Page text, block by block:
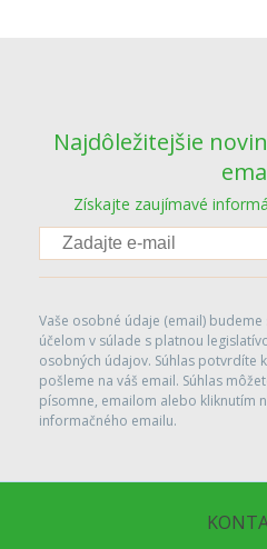
Najdôležitejšie
Získajte zaujímavé
Vaše osobné údaje (email)
účelom v súlade s platnou
osobných údajov. Súhlas potvrdíte
pošleme na váš email. Súhlas
písomne, emailom alebo kliknutím
informačného emailu.